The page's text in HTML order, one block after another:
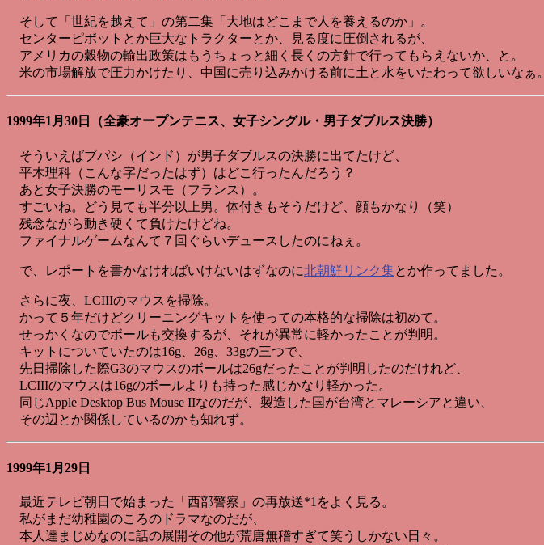
そして「世紀を越えて」の第二集「大地はどこまで人を養えるのか」。
センターピボットとか巨大なトラクターとか、見る度に圧倒されるが、
アメリカの穀物の輸出政策はもうちょっと細く長くの方針で行ってもらえないか、と。
米の市場解放で圧力かけたり、中国に売り込みかける前に土と水をいたわって欲しいなぁ。
1999年1月30日（全豪オープンテニス、女子シングル・男子ダブルス決勝）
そういえばブパシ（インド）が男子ダブルスの決勝に出てたけど、
平木理科（こんな字だったはず）はどこ行ったんだろう？
あと女子決勝のモーリスモ（フランス）。
すごいね。どう見ても半分以上男。体付きもそうだけど、顔もかなり（笑）
残念ながら動き硬くて負けたけどね。
ファイナルゲームなんて７回ぐらいデュースしたのにねぇ。
で、レポートを書かなければいけないはずなのに北朝鮮リンク集とか作ってました。
さらに夜、LCIIIのマウスを掃除。
かって５年だけどクリーニングキットを使っての本格的な掃除は初めて。
せっかくなのでボールも交換するが、それが異常に軽かったことが判明。
キットについていたのは16g、26g、33gの三つで、
先日掃除した際G3のマウスのボールは26gだったことが判明したのだけれど、
LCIIIのマウスは16gのボールよりも持った感じかなり軽かった。
同じApple Desktop Bus Mouse IIなのだが、製造した国が台湾とマレーシアと違い、
その辺とか関係しているのかも知れず。
1999年1月29日
最近テレビ朝日で始まった「西部警察」の再放送*1をよく見る。
私がまだ幼稚園のころのドラマなのだが、
本人達まじめなのに話の展開その他が荒唐無稽すぎて笑うしかない日々。